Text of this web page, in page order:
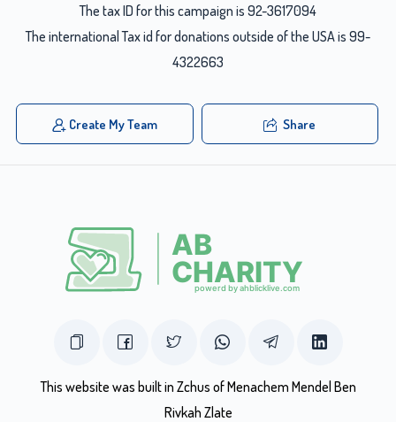
The tax ID for this campaign is 92-3617094
The international Tax id for donations outside of the USA is 99-
4322663
Create My Team Share
This website was built in Zchus of Menachem Mendel Ben
Rivkah Zlate